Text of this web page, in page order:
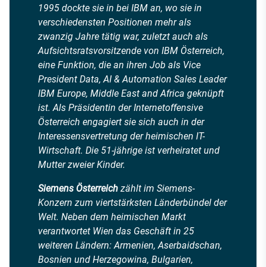
1995 dockte sie in bei IBM an, wo sie in
verschiedensten Positionen mehr als
zwanzig Jahre tätig war, zuletzt auch als
Aufsichtsratsvorsitzende von IBM Österreich,
eine Funktion, die an ihren Job als Vice
President Data, AI & Automation Sales Leader
IBM Europe, Middle East and Africa geknüpft
ist. Als Präsidentin der Internetoffensive
Österreich engagiert sie sich auch in der
Interessensvertretung der heimischen IT-
Wirtschaft. Die 51-jährige ist verheiratet und
Mutter zweier Kinder.
Siemens Österreich zählt im Siemens-
Konzern zum viertstärksten Länderbündel der
Welt. Neben dem heimischen Markt
verantwortet Wien das Geschäft in 25
weiteren Ländern: Armenien, Aserbaidschan,
Bosnien und Herzegowina, Bulgarien,